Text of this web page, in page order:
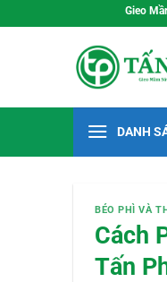
qua
Gieo Mầm Sức Khỏe,
DANH
BÉO PHÌ VÀ
Cách
Tấn